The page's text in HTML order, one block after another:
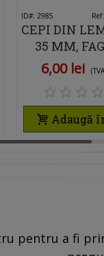
Îmi place
ID#: 2985
CEPI DIN
35 MM,
BUCATI
6,00 lei
Adaugă
pentru a fi